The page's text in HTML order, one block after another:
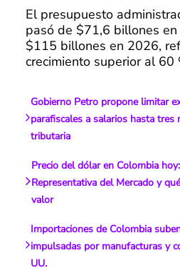
El presupuesto
pasó de $71,6 billones
$115 billones en 2026,
crecimiento superior al 60
Gobierno Petro propone limitar
parafiscales a salarios hasta
tributaria
Precio del dólar en Colombia
Representativa del Mercado y
valor
Importaciones de Colombia
impulsadas por manufacturas y
UU.